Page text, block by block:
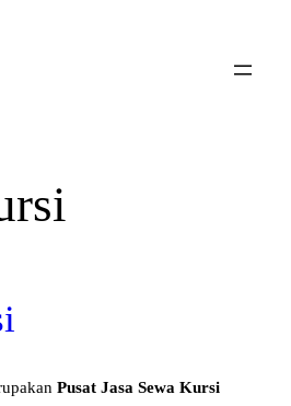
Pusat Jasa Sewa Kursi